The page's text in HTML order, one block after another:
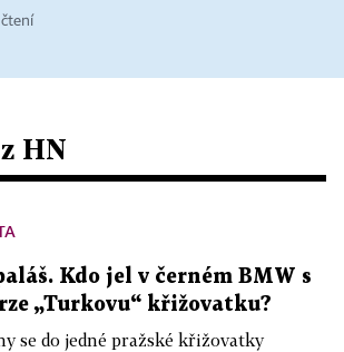
čtení
HN
Kdo jel v černém BMW s
„Turkovu“ křižovatku?
se do jedné pražské křižovatky